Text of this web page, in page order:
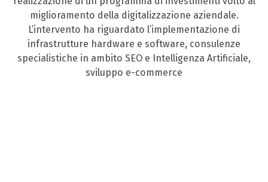
miglioramento della digitalizzazione aziendale.
L’intervento ha riguardato l’implementazione di
infrastrutture hardware e software, consulenze
specialistiche in ambito SEO e Intelligenza Artificiale,
sviluppo e-commerce